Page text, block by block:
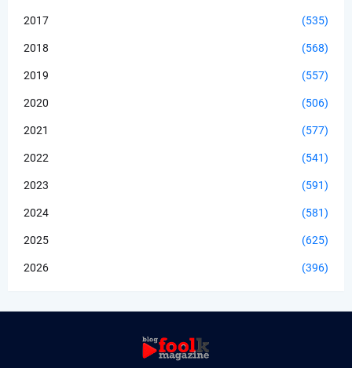
2017 (535)
2018 (568)
2019 (557)
2020 (506)
2021 (577)
2022 (541)
2023 (591)
2024 (581)
2025 (625)
2026 (396)